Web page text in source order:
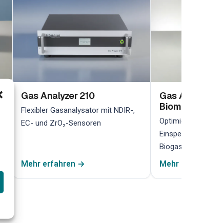
Gas Analyzer 210
Flexibler Gasanalysator mit NDIR-,
EC- und ZrO₂-Sensoren
Mehr erfahren →
Gas Analyzer
Biomethan
Optimiert für die
Biogasanlagen
Mehr erfahren →